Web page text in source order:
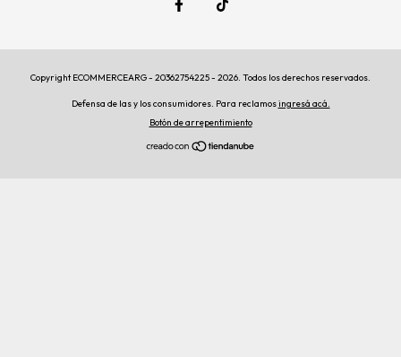
Copyright ECOMMERCEARG - 20362754225 - 2026. Todos los derechos reservados.
Defensa de las y los consumidores. Para reclamosingresá acá.
Botón de arrepentimiento